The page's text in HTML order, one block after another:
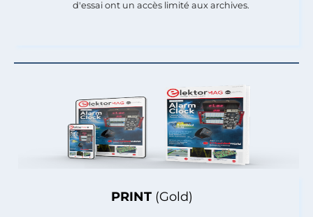
PRINT (Gold)
d'essai ont un accès limité aux archives.